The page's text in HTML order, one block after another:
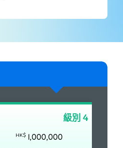
級別 4
HK$ 1,000,000